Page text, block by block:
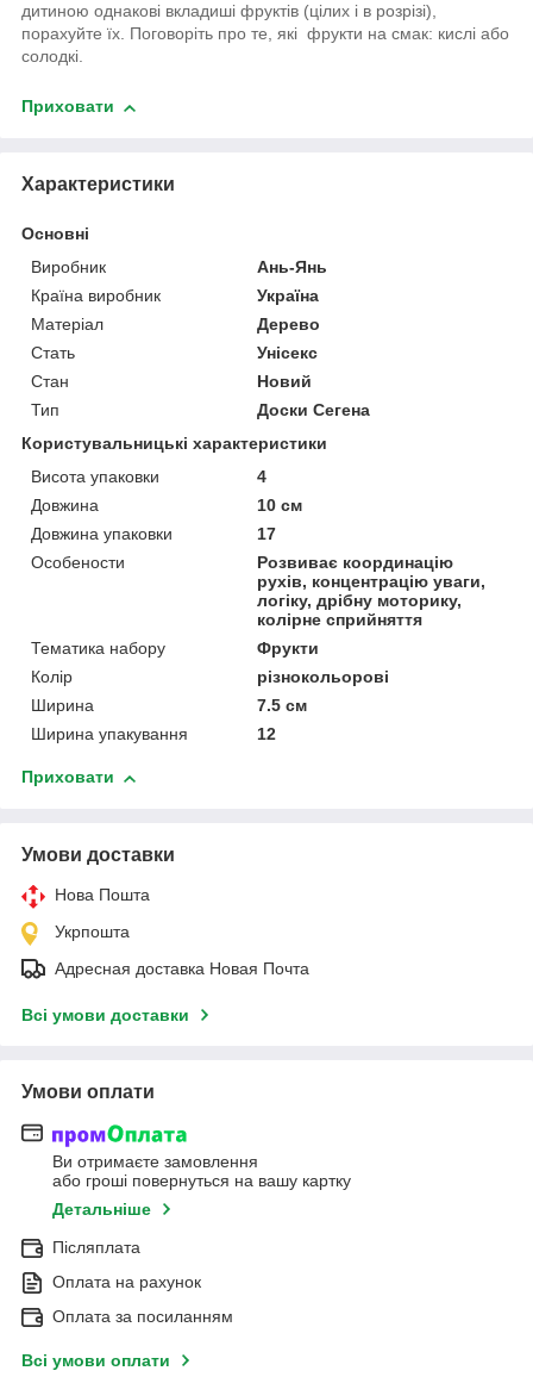
дитиною однакові вкладиші фруктів (цілих і в розрізі),
порахуйте їх. Поговоріть про те, які фрукти на смак: кислі або
солодкі.
Приховати
Характеристики
Основні
Виробник
Ань-Янь
Країна виробник
Україна
Матеріал
Дерево
Стать
Унісекс
Стан
Новий
Тип
Доски Сегена
Користувальницькі характеристики
Висота упаковки
4
Довжина
10 см
Довжина упаковки
17
Особености
Розвиває координацію
рухів, концентрацію уваги,
логіку, дрібну моторику,
колірне сприйняття
Тематика набору
Фрукти
Колір
різнокольорові
Ширина
7.5 см
Ширина упакування
12
Приховати
Умови доставки
Нова Пошта
Укрпошта
Адресная доставка Новая Почта
Всі умови доставки
Умови оплати
Ви отримаєте замовлення
або гроші повернуться на вашу картку
Детальніше
Післяплата
Оплата на рахунок
Оплата за посиланням
Всі умови оплати